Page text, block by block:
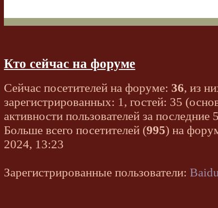
Кто сейчас на форуме
Сейчас посетителей на форуме: 36, из
зарегистрированных: 1, гостей: 35
активности пользователей за последние
Больше всего посетителей (995) на
2024, 13:23
Зарегистрированные пользователи: